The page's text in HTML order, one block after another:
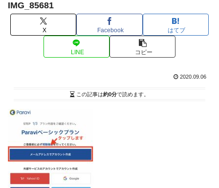
IMG_85681
X Facebook はてブ
LINE コピー
2020.09.06
この記事は約0分で読めます。